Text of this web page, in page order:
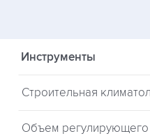
Инструменты
Строительная
Объем регулирующего